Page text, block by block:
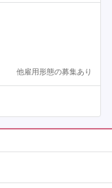
他雇用形態の募集あり